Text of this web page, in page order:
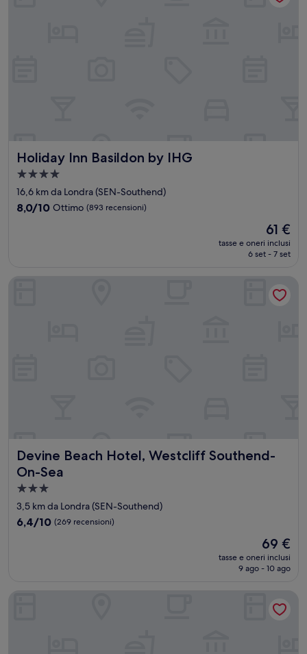
Holiday Inn Basildon by IHG
Holiday Inn Basildon by IHG
Struttura
a
4.0
stelle
16,6 km da Londra (SEN-Southend)
8.0
8,0/10 Ottimo (893 recensioni)
Il
prezzo
attuale
61 €
tasse e oneri inclusi
6 set - 7 set
Devine Beach Hotel, Westcliff Southend-
On-Sea
Devine Beach Hotel, Westcliff Southend-On-Sea
Struttura
a
3.0
3,5 km da Londra (SEN-Southend)
6.4
6,4/10 (269 recensioni)
Il
prezzo
attuale
69 €
69 €
tasse e oneri inclusi
9 ago - 10 ago
Devine Beach Hotel, Westcliff Southend-On-Sea